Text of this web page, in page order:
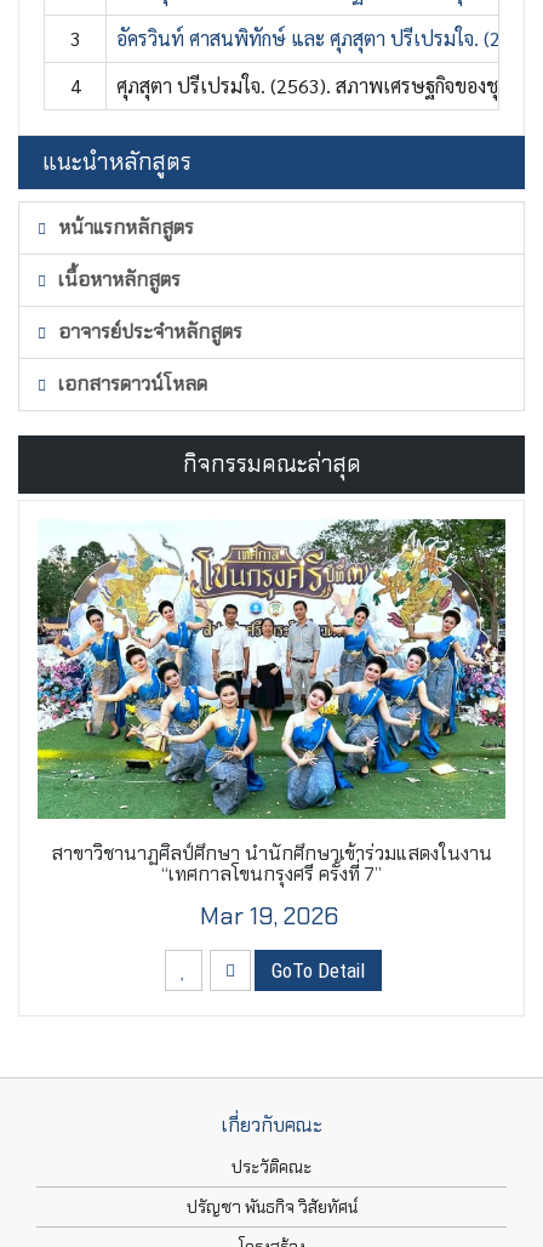
3
อัครวินท์ ศาสนพิทักษ์ และ ศุภสุตา ปรีเปรมใจ.
4
ศุภสุตา ปรีเปรมใจ. (2563). สภาพเศรษฐกิจของชุมชน
แนะนำหลักสูตร
หน้าแรกหลักสูตร
เนื้อหาหลักสูตร
อาจารย์ประจำหลักสูตร
เอกสารดาวน์โหลด
กิจกรรมคณะล่าสุด
สาขาวิชานาฏศิลป์ศึกษา นำนักศึกษาเข้าร่วมแสดงในงาน
“เทศกาลโขนกรุงศรี ครั้งที่ 7”
Mar 19, 2026
GoTo Detail
เกี่ยวกับคณะ
ประวัติคณะ
ปรัญชา พันธกิจ วิสัยทัศน์